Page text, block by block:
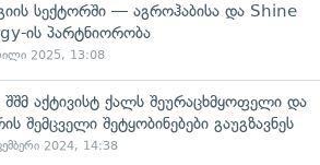
სექტორში — აგროჰაბისა და Shine
ის პარტნიორობა
2025, 13:08
შშმ აქტივისტ ქალს შეურაცხმყოფელი და
შემცველი შეტყობინებები გაუგზავნეს
2024, 14:38